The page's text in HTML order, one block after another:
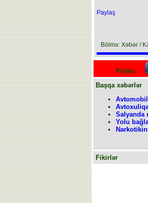
Paylaş
Bölmə: Xəbər /
Paylaş
Başqa xəbərlər
Salyanda
Yolu
Fikirlər